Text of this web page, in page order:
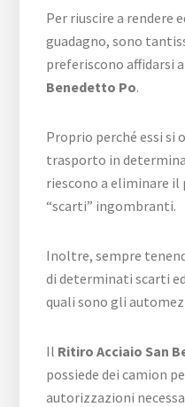
Per riuscire a rendere
guadagno, sono
preferiscono affidarsi
Benedetto Po.
Proprio perché essi si
trasporto in
riescono a eliminare
“scarti” ingombranti.
Inoltre, sempre
di determinati scarti
quali sono gli
Il Ritiro Acciaio San
possiede dei camion
autorizzazioni